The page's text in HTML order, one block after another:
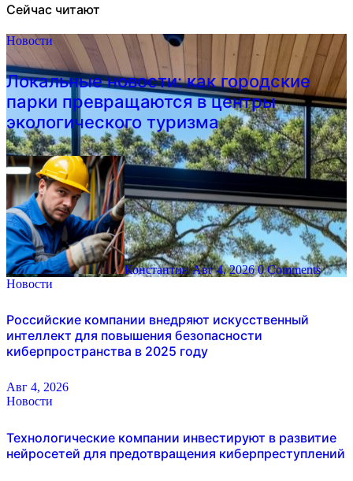
Сейчас читают
Новости
Локальные новости: как городские
парки превращаются в центры
экологического туризма
КонстантинАвг 4, 2026 0 Comments
Новости
Российские компании внедряют искусственный
интеллект для повышения безопасности
киберпространства в 2025 году
Авг 4, 2026
Новости
Технологические компании инвестируют в развитие
нейросетей для предотвращения киберпреступлений